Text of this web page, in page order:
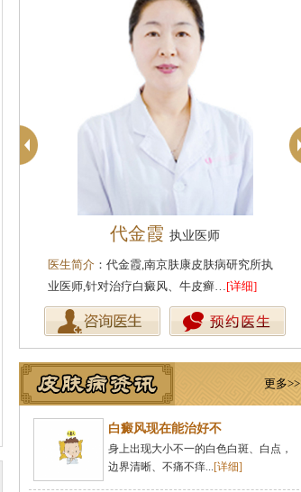
代金霞 执业医师
医生简介 ：代金霞,南京肤康皮肤病研究所执
业医师,针对治疗白癜风、牛皮癣…[详细]
更多>>
白癜风现在能治好不
身上出现大小不一的白色白斑、白点，
边界清晰、不痛不痒...[详细]